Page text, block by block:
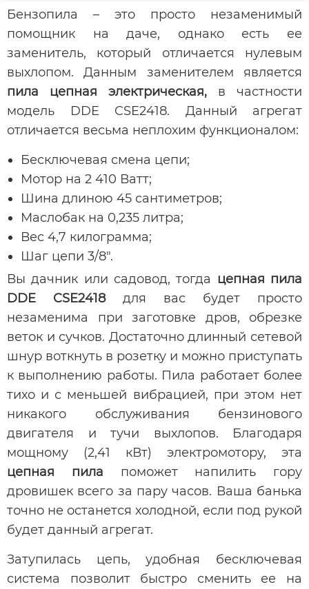
Бензопила – это просто незаменимый
помощник на даче, однако есть ее
заменитель, который отличается нулевым
выхлопом. Данным заменителем является
пила цепная электрическая, в частности
модель DDE CSE2418. Данный агрегат
отличается весьма неплохим функционалом:
Бесключевая смена цепи;
Мотор на 2 410 Ватт;
Шина длиною 45 сантиметров;
Маслобак на 0,235 литра;
Вес 4,7 килограмма;
Шаг цепи 3/8".
Вы дачник или садовод, тогда цепная пила
DDE CSE2418для вас будет просто
незаменима при заготовке дров, обрезке
веток и сучков. Достаточно длинный сетевой
шнур воткнуть в розетку и можно приступать
к выполнению работы. Пила работает более
тихо и с меньшей вибрацией, при этом нет
никакого обслуживания бензинового
двигателя и тучи выхлопов. Благодаря
мощному (2,41 кВт) электромотору, эта
цепная пила поможет напилить гору
дровишек всего за пару часов. Ваша банька
точно не останется холодной, если под рукой
будет данный агрегат.
Затупилась цепь, удобная бесключевая
система позволит быстро сменить ее на